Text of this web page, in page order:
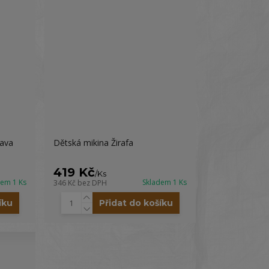
1 Ks
Dětská mikina Žirafa
419 Kč/Ks
346 Kč bez DPH Skladem 1 Ks
Přidat do košíku